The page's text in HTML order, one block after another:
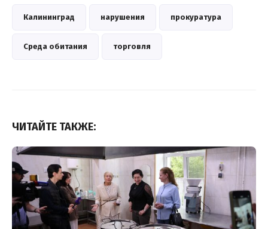
Калининград нарушения прокуратура
Среда обитания торговля
ЧИТАЙТЕ ТАКЖЕ: